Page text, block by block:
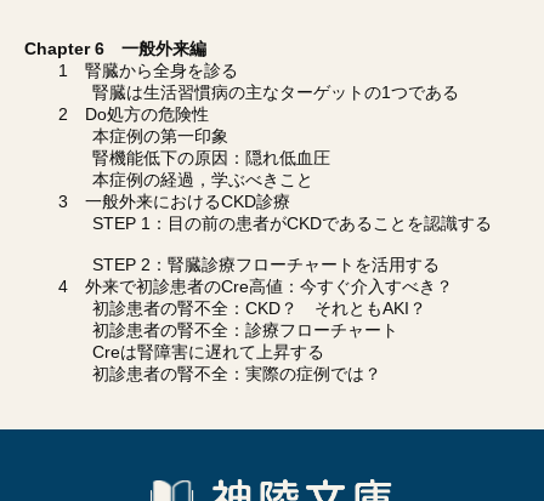
Chapter 6 一般外来編
1 腎臓から全身を診る
腎臓は生活習慣病の主なターゲットの1つである
2 Do処方の危険性
本症例の第一印象
腎機能低下の原因：隠れ低血圧
本症例の経過，学ぶべきこと
3 一般外来におけるCKD診療
STEP 1：目の前の患者がCKDであることを認識する
STEP 2：腎臓診療フローチャートを活用する
4 外来で初診患者のCre高値：今すぐ介入すべき？
初診患者の腎不全：CKD？ それともAKI？
初診患者の腎不全：診療フローチャート
Creは腎障害に遅れて上昇する
初診患者の腎不全：実際の症例では？